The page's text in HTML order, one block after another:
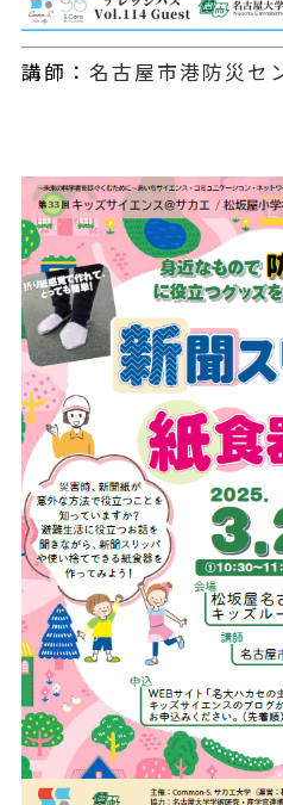
講師： 名古屋市港防災セ